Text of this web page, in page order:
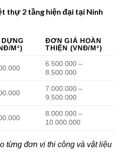
thự 2 tầng hiện đại tại Ninh
M²)
ĐƠN GIÁ HOÀN
THIỆN (VNĐ/M²)
6.500.000 –
8.500.000
7.000.000 –
9.500.000
8.000.000 –
10.000.000
từng đơn vị thi công và vật liệu